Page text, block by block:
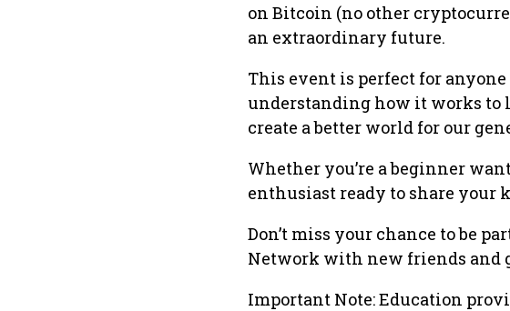
on Bitcoin (no other
an extraordinary future.
This event is perfect for
understanding how it works to
create a better world for our
Whether you’re a beginner
enthusiast ready to share your
Don’t miss your chance to be
Network with new friends and
Important Note: Education